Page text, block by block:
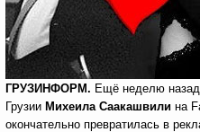
ГРУЗИНФОРМ. Ещё неделю назад
Грузии Михеила Саакашвили на
окончательно превратилась в